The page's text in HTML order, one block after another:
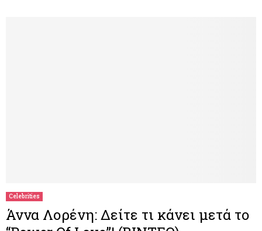
Celebrities
Άννα Λορένη: Δείτε τι κάνει μετά το